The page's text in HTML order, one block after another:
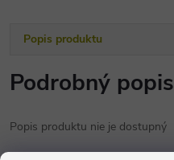
Popis produktu
Podrobný popis
Popis produktu nie je dostupný